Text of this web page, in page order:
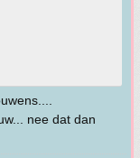
nee dat dan